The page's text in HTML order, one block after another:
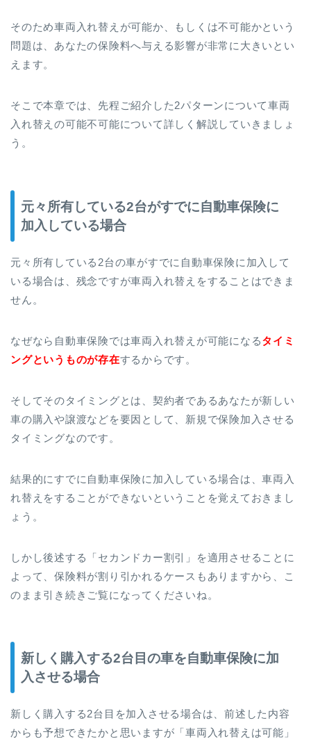
そのため車両入れ替えが可能か、もしくは不可能かという
問題は、あなたの保険料へ与える影響が非常に大きいとい
えます。
そこで本章では、先程ご紹介した2パターンについて車両
入れ替えの可能不可能について詳しく解説していきましょ
う。
元々所有している2台がすでに自動車保険に
加入している場合
元々所有している2台の車がすでに自動車保険に加入して
いる場合は、残念ですが車両入れ替えをすることはできま
せん。
なぜなら自動車保険では車両入れ替えが可能になるタイミ
ングというものが存在するからです。
そしてそのタイミングとは、契約者であるあなたが新しい
車の購入や譲渡などを要因として、新規で保険加入させる
タイミングなのです。
結果的にすでに自動車保険に加入している場合は、車両入
れ替えをすることができないということを覚えておきまし
ょう。
しかし後述する「セカンドカー割引」を適用させることに
よって、保険料が割り引かれるケースもありますから、こ
のまま引き続きご覧になってくださいね。
新しく購入する2台目の車を自動車保険に加
入させる場合
新しく購入する2台目を加入させる場合は、前述した内容
からも予想できたかと思いますが「車両入れ替えは可能」